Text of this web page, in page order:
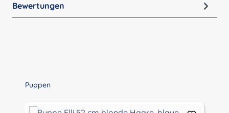
Bewertungen
Produktgalerie überspringen
Puppen